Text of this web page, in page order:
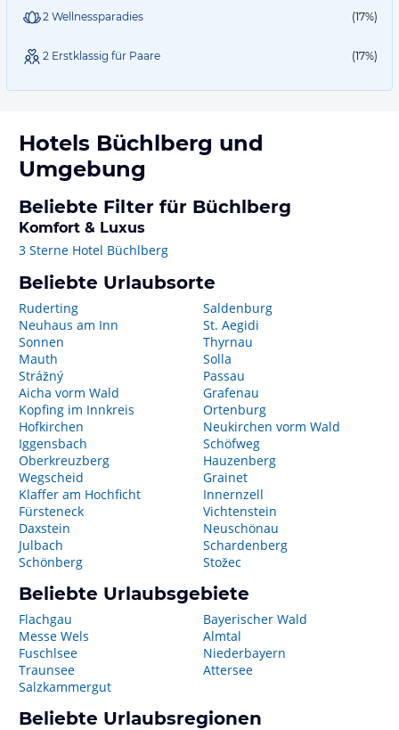
2 Wellnessparadies (17%)
2 Erstklassig für Paare (17%)
Hotels Büchlberg und
Umgebung
Beliebte Filter für Büchlberg
Komfort & Luxus
3 Sterne Hotel Büchlberg
Beliebte Urlaubsorte
Ruderting
Neuhaus am Inn
Sonnen
Mauth
Strážný
Aicha vorm Wald
Kopfing im Innkreis
Hofkirchen
Iggensbach
Oberkreuzberg
Wegscheid
Klaffer am Hochficht
Fürsteneck
Daxstein
Julbach
Schönberg
Saldenburg
St. Aegidi
Thyrnau
Solla
Passau
Grafenau
Ortenburg
Neukirchen vorm Wald
Schöfweg
Hauzenberg
Grainet
Innernzell
Vichtenstein
Neuschönau
Schardenberg
Stožec
Beliebte Urlaubsgebiete
Flachgau
Messe Wels
Fuschlsee
Traunsee
Salzkammergut
Bayerischer Wald
Almtal
Niederbayern
Attersee
Beliebte Urlaubsregionen